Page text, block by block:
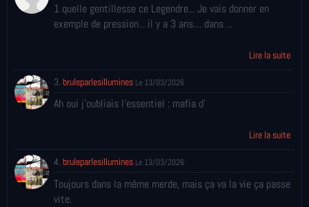
1 quelle gentillesse ce Legendre... Je vais donner en
exemple de pression... il y a 3 ans.... dans ...
Lire la suite
3. bruleparlesillumines Le 13/03/2026
Ah oui j'oubliais l'essentiel : mafia d'
Lire la suite
4. bruleparlesillumines Le 13/03/2026
Toujours dans la même merde, mais ça va la vie ça passe
vite.